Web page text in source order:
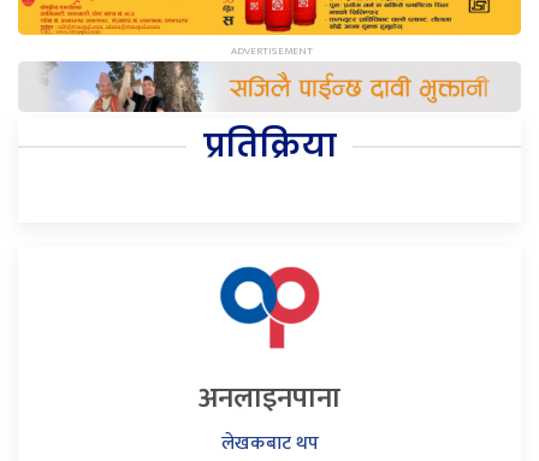
प्रतिक्रिया
अनलाइनपाना
लेखकबाट थप